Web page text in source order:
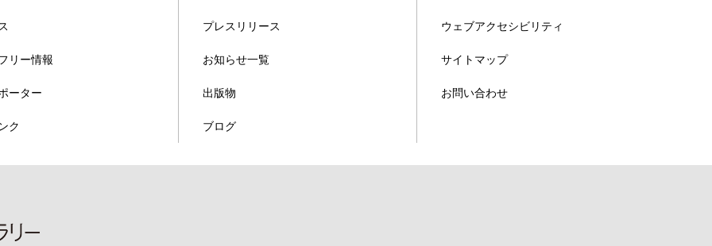
リー情報
ーター
ク
プレスリリース
お知らせ一覧
出版物
ブログ
ウェブアクセシビリティ
サイトマップ
お問い合わせ